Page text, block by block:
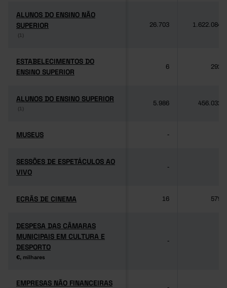
ALUNOS DO ENSINO NÃO
SUPERIOR
(1)
ALUNOS DO ENSINO NÃO
SUPERIOR
(1)
26.703 1.622.084
ESTABELECIMENTOS DO
ENSINO SUPERIOR
ESTABELECIMENTOS DO
ENSINO SUPERIOR
6 292
ALUNOS DO ENSINO SUPERIOR
(1)
ALUNOS DO ENSINO SUPERIOR
(1)
5.986 456.032
MUSEUS
MUSEUS -
SESSÕES DE ESPETÁCULOS AO
VIVO
SESSÕES DE ESPETÁCULOS AO
VIVO
-
ECRÃS DE CINEMA
ECRÃS DE CINEMA 16 579
DESPESA DAS CÂMARAS
MUNICIPAIS EM CULTURA E
DESPORTO
€, milhares
DESPESA DAS CÂMARAS
MUNICIPAIS EM CULTURA E
DESPORTO
€, milhares
-
EMPRESAS NÃO FINANCEIRAS
EMPRESAS NÃO FINANCEIRAS